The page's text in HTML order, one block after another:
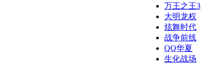
万王之王3
大明龙权
炫舞时代
战争前线
QQ华夏
生化战场